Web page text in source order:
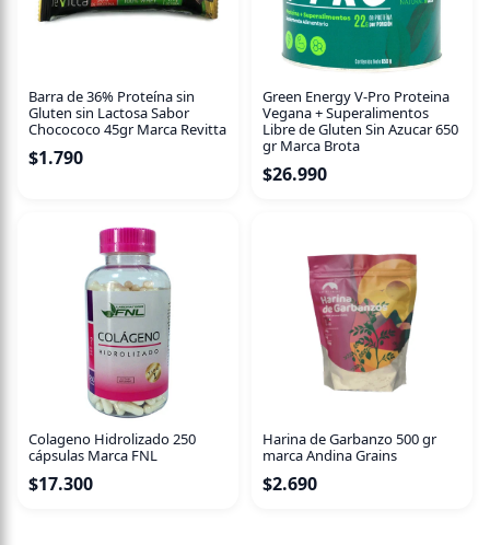
La Proteína ISO WIN de Winkler Nutrition corresponde a
una proteína aislada, esto quiere decir que es una
proteína libre de excipientes lo que le entrega una pureza
del 90 %.
Además, es hidrolizada, esto quiere decir que se hidroliza
la proteína a su tamaño molecular mas pequeño para
Barra de 36% Proteína sin
Gluten sin Lactosa Sabor
Chocococo 45gr Marca Revitta
$1.790
Green Energy V-Pro Proteina
Vegana + Superalimentos
Libre de Gluten Sin Azucar 650
gr Marca Brota
$26.990
Colageno Hidrolizado 250
cápsulas Marca FNL
$17.300
Harina de Garbanzo 500 gr
marca Andina Grains
$2.690